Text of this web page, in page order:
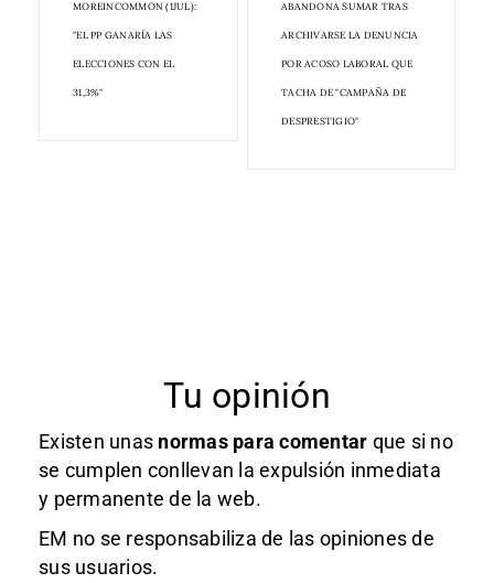
MOREINCOMMON (1JUL):
"EL PP GANARÍA LAS
ELECCIONES CON EL
31,3%"
ABANDONA SUMAR TRAS
ARCHIVARSE LA DENUNCIA
POR ACOSO LABORAL QUE
TACHA DE "CAMPAÑA DE
DESPRESTIGIO"
Tu opinión
Existen unas normas para comentar que si no
se cumplen conllevan la expulsión inmediata
y permanente de la web.
EM no se responsabiliza de las opiniones de
sus usuarios.